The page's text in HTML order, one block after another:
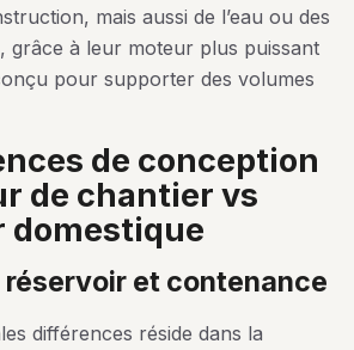
mais aussi de l’eau ou des
grâce à leur moteur plus puissant
pour supporter des volumes
de chantier vs
domestique
réservoir et contenance
différences réside dans la